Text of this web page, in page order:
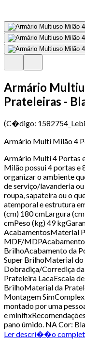
Armário
Prateleiras -
(C�digo:
Armário Multi Milão 4
Armário Multi 4 Portas
Milão possui 4 portas e
organizar o ambiente
de serviço/lavanderia
roupa, sapateira ou o
atemporal e estrutura
(cm) 180 cmLargura
cmPeso (kg) 49
AcabamentosMaterial
MDF/MDPAcabamento
BrilhoAcabamento da
Super BrilhoMaterial
Dobradiça/Corrediça
Prateleira LacaEscala
BrilhoMaterial da
Montagem
montado por uma
e
pano úmido. NA Cor:
Ler descri��o